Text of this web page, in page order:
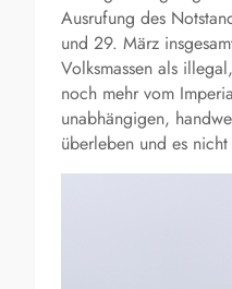
Ausrufung des
und 29. März
Volksmassen als
noch mehr vom
unabhängigen,
überleben und es